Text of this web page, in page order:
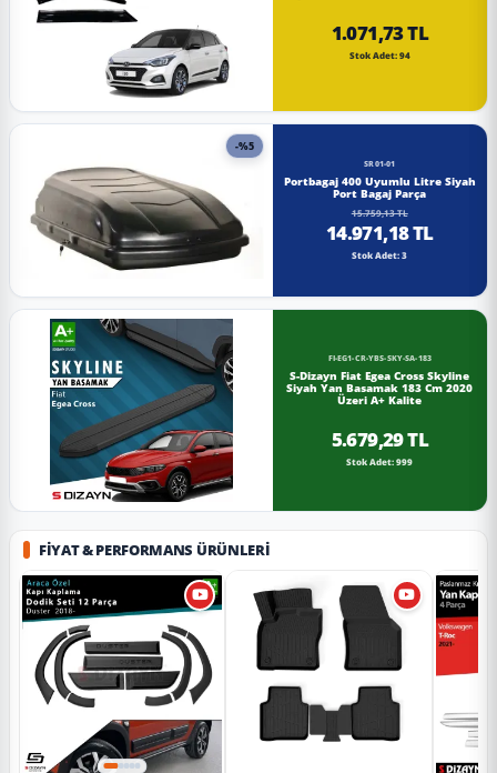
1.071,73 TL
Stok Adet: 94
-%5
SR01-01
Portbagaj 400 Uyumlu Litre Siyah
Port Bagaj Parça
15.759,13 TL
14.971,18 TL
Stok Adet: 3
FI-EG1-CR-YBS-SKY-SA-183
S-Dizayn Fiat Egea Cross Skyline
Siyah Yan Basamak 183 Cm 2020
Üzeri A+ Kalite
5.679,29 TL
Stok Adet: 999
FIYAT & PERFORMANS ÜRÜNLERI